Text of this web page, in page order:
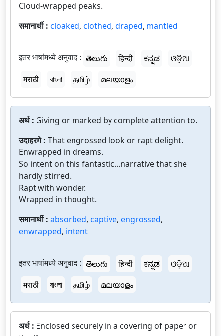
Cloud-wrapped peaks.
समानार्थी : cloaked, clothed, draped, mantled
इतर भाषांमध्ये अनुवाद : తెలుగు हिन्दी ಕನ್ನಡ
ଓଡ଼ିଆ
मराठी
বাংলা தமிழ் മലയാളം
अर्थ : Giving or marked by complete attention to.
उदाहरणे : That engrossed look or rapt delight.
Enwrapped in dreams.
So intent on this fantastic...narrative that she
hardly stirred.
Rapt with wonder.
Wrapped in thought.
समानार्थी : absorbed, captive, engrossed,
enwrapped, intent
इतर भाषांमध्ये अनुवाद : తెలుగు हिन्दी ಕನ್ನಡ
ଓଡ଼ିଆ
मराठी
বাংলা தமிழ் മലയാളം
अर्थ : Enclosed securely in a covering of paper or